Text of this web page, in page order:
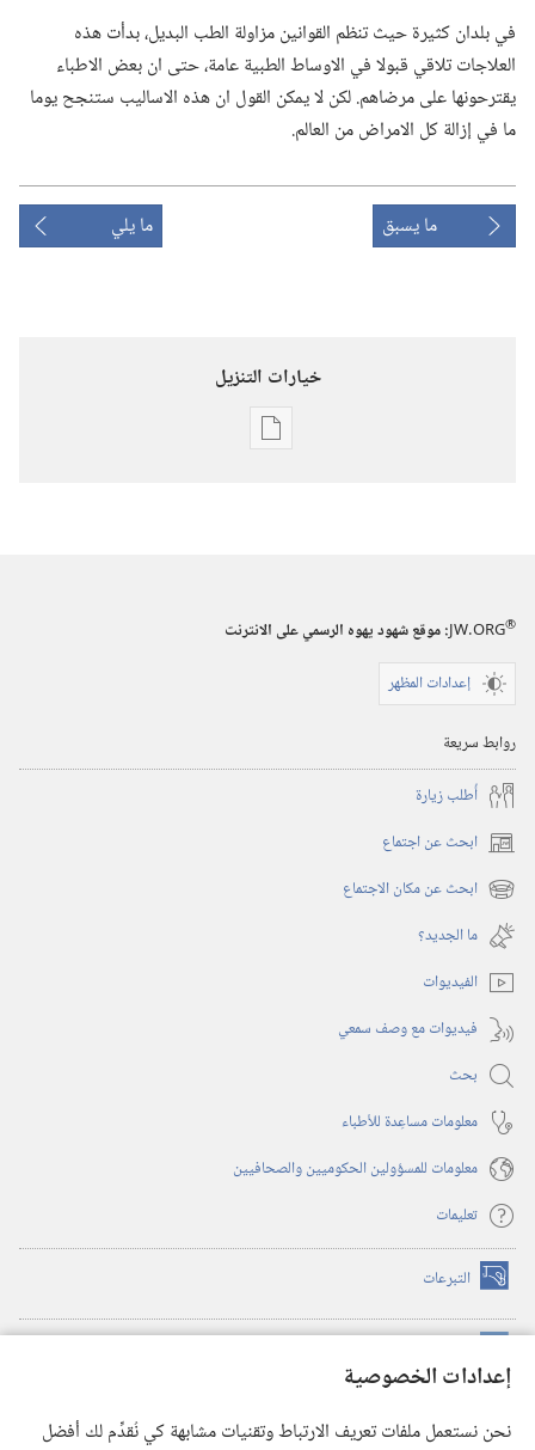
إعدادات الخصوصية
نحن نستعمل ملفات تعريف الارتباط وتقنيات مشابهة كي نُقدِّم لك أفضل
في بلدان كثيرة حيث تنظم القوانين مزاولة الطب البديل،‏ بدأت هذه
العلاجات تلاقي قبولا في الاوساط الطبية عامة،‏ حتى ان بعض الاطباء
يقترحونها على مرضاهم.‏ لكن لا يمكن القول ان هذه الاساليب ستنجح يوما
ما في إزالة كل الامراض من العالم.‏
ما يسبق ما يلي
خيارات التنزيل
خيارات
JW.ORG®
:‏ موقع شهود يهوه الرسمي على الانترنت
إعدادات المظهر
روابط سريعة
أُطلب زيارة
ابحث عن اجتماع (يفتح
نافذة ابحث عن مكان الاجتماع (يفتح
نافذة
جديدة)
ما الجديد؟‏
الفيديوات
فيديوات مع وصف سمعي
بحث
معلومات مساعِدة للأطباء
معلومات للمسؤولين الحكوميين والصحافيين
تعليمات
التبرعات (يفتح
نافذة
(يفتح
نافذة
(يفتح